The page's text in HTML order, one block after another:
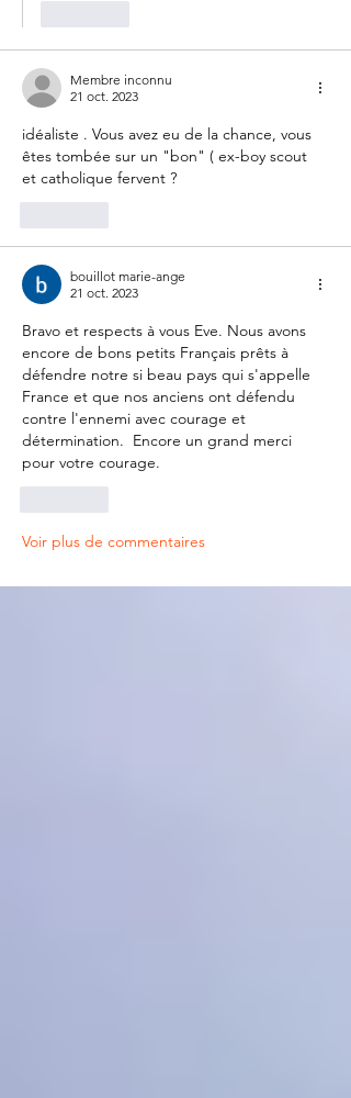
Membre inconnu
21 oct. 2023
idéaliste . Vous avez eu de la chance, vous
êtes tombée sur un "bon" ( ex-boy scout
et catholique fervent ?
bouillot marie-ange
21 oct. 2023
Bravo et respects à vous Eve. Nous avons
encore de bons petits Français prêts à
défendre notre si beau pays qui s'appelle
France et que nos anciens ont défendu
contre l'ennemi avec courage et
détermination.  Encore un grand merci
pour votre courage.
Voir plus de commentaires